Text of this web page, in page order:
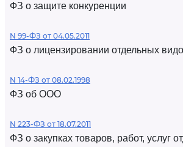
ФЗ о защите конкуренции
N 99-ФЗ от 04.05.2011
ФЗ о лицензировании отдельных
N 14-ФЗ от 08.02.1998
ФЗ об ООО
N 223-ФЗ от 18.07.2011
ФЗ о закупках товаров, работ, услуг